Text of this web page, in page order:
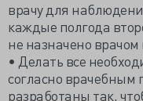
врачу для
каждые полгода
не назначено
• Делать все
согласно врачебным
разработаны так,